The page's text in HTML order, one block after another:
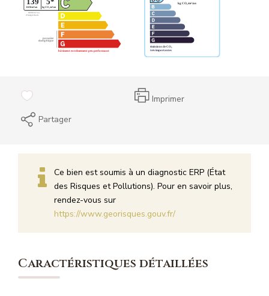
Imprimer
Partager
Ce bien est soumis à un diagnostic ERP (État
des Risques et Pollutions). Pour en savoir plus,
rendez-vous sur
https://www.georisques.gouv.fr/
Caractéristiques détaillées